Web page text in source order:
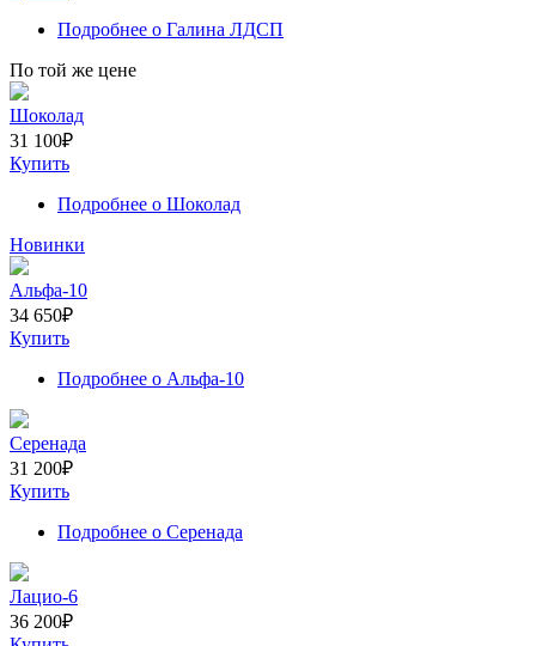
Подробнее о Галина ЛДСП
По той же цене
Шоколад
31 100₽
Купить
Подробнее о Шоколад
Новинки
Альфа-10
34 650₽
Купить
Подробнее о Альфа-10
Серенада
31 200₽
Купить
Подробнее о Серенада
Лацио-6
36 200₽